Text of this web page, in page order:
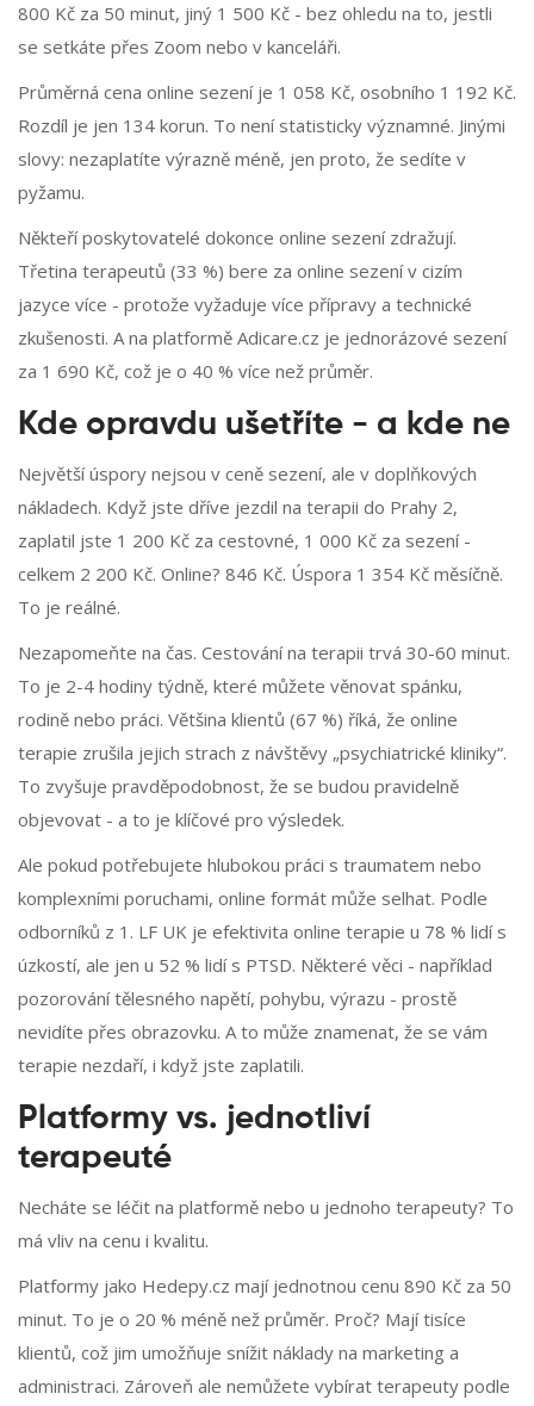
800 Kč za 50 minut, jiný 1 500 Kč - bez ohledu na to, jestli
se setkáte přes Zoom nebo v kanceláři.
Průměrná cena online sezení je 1 058 Kč, osobního 1 192 Kč.
Rozdíl je jen 134 korun. To není statisticky významné. Jinými
slovy: nezaplatíte výrazně méně, jen proto, že sedíte v
pyžamu.
Někteří poskytovatelé dokonce online sezení zdražují.
Třetina terapeutů (33 %) bere za online sezení v cizím
jazyce více - protože vyžaduje více přípravy a technické
zkušenosti. A na platformě Adicare.cz je jednorázové sezení
za 1 690 Kč, což je o 40 % více než průměr.
Kde opravdu ušetříte - a kde ne
Největší úspory nejsou v ceně sezení, ale v doplňkových
nákladech. Když jste dříve jezdil na terapii do Prahy 2,
zaplatil jste 1 200 Kč za cestovné, 1 000 Kč za sezení -
celkem 2 200 Kč. Online? 846 Kč. Úspora 1 354 Kč měsíčně.
To je reálné.
Nezapomeňte na čas. Cestování na terapii trvá 30-60 minut.
To je 2-4 hodiny týdně, které můžete věnovat spánku,
rodině nebo práci. Většina klientů (67 %) říká, že online
terapie zrušila jejich strach z návštěvy „psychiatrické kliniky“.
To zvyšuje pravděpodobnost, že se budou pravidelně
objevovat - a to je klíčové pro výsledek.
Ale pokud potřebujete hlubokou práci s traumatem nebo
komplexními poruchami, online formát může selhat. Podle
odborníků z 1. LF UK je efektivita online terapie u 78 % lidí s
úzkostí, ale jen u 52 % lidí s PTSD. Některé věci - například
pozorování tělesného napětí, pohybu, výrazu - prostě
nevidíte přes obrazovku. A to může znamenat, že se vám
terapie nezdaří, i když jste zaplatili.
Platformy vs. jednotliví
terapeuté
Necháte se léčit na platformě nebo u jednoho terapeuty? To
má vliv na cenu i kvalitu.
Platformy jako Hedepy.cz mají jednotnou cenu 890 Kč za 50
minut. To je o 20 % méně než průměr. Proč? Mají tisíce
klientů, což jim umožňuje snížit náklady na marketing a
administraci. Zároveň ale nemůžete vybírat terapeuty podle